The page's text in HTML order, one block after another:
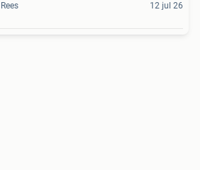
Rees 12 jul 26